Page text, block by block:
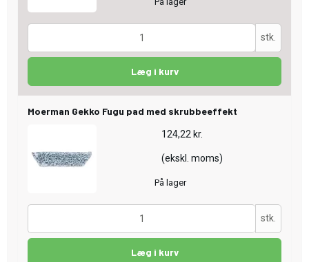
stk.
Læg i kurv
Moerman Gekko Fugu pad med skrubbeeffekt
124,22 kr.
(ekskl. moms)
På lager
stk.
Læg i kurv